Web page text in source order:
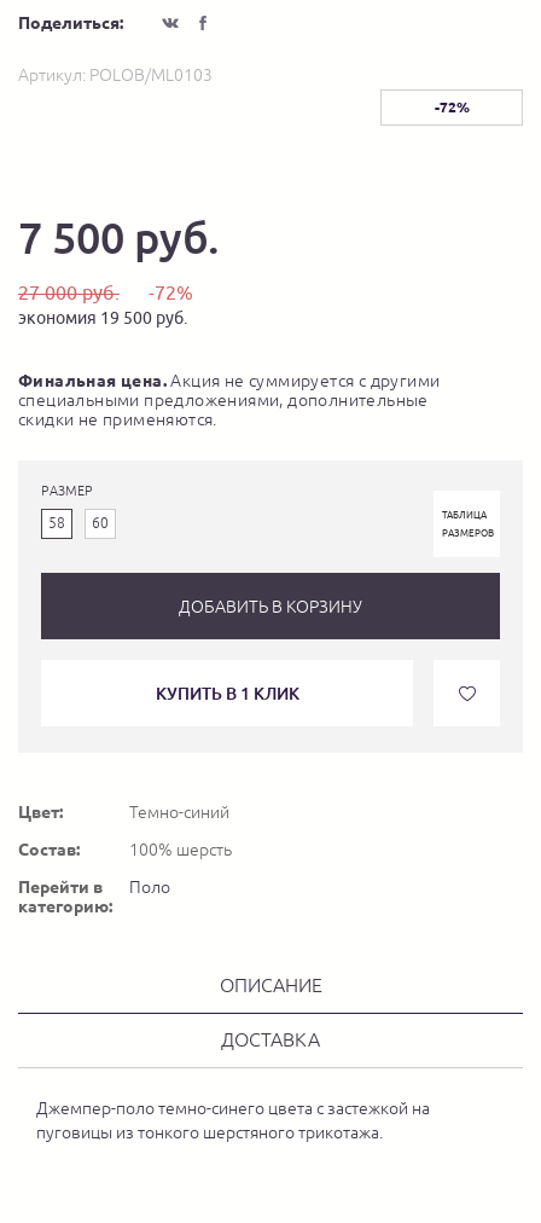
Поделиться:
Артикул: POLOB/ML0103
-72%
7 500 руб.
27 000 руб. -72%
экономия 19 500 руб.
Финальная цена.Акция не суммируется с другими
специальными предложениями, дополнительные
скидки не применяются.
РАЗМЕР
58 60
ТАБЛИЦА
РАЗМЕРОВ
ДОБАВИТЬ В КОРЗИНУ
КУПИТЬ В 1 КЛИК
Цвет:
Темно-синий
Состав:
100% шерсть
Перейти в
категорию:
Поло
ОПИСАНИЕ
ДОСТАВКА
Джемпер-поло темно-синего цвета с застежкой на
пуговицы из тонкого шерстяного трикотажа.